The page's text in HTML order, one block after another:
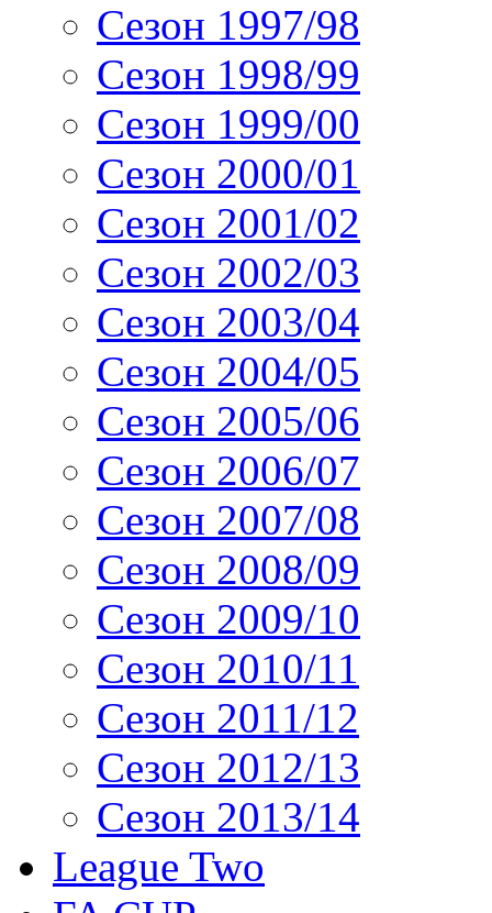
Сезон 1997/98
Сезон 1998/99
Сезон 1999/00
Сезон 2000/01
Сезон 2001/02
Сезон 2002/03
Сезон 2003/04
Сезон 2004/05
Сезон 2005/06
Сезон 2006/07
Сезон 2007/08
Сезон 2008/09
Сезон 2009/10
Сезон 2010/11
Сезон 2011/12
Сезон 2012/13
Сезон 2013/14
League Two